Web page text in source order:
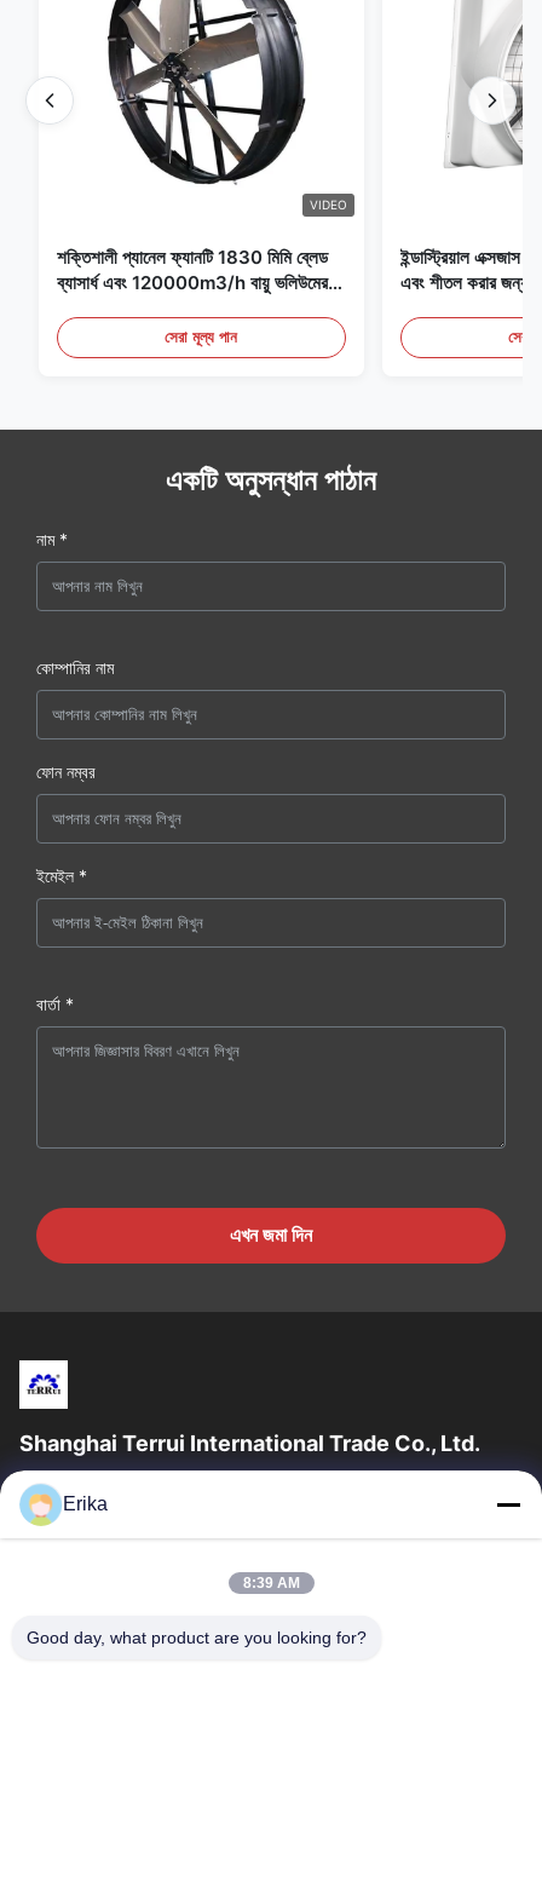
VIDEO
শক্তিশালী প্যানেল ফ্যানটি 1830 মিমি ব্লেড
ব্যাসার্ধ এবং 120000m3/h বায়ু ভলিউমের
হয়েছে
সেরা মূল্য পান
ইন্ডাস্ট্রিয়াল এক্সজাস
এবং শীতল করার জন্য
সেরা
একটি অনুসন্ধান পাঠান
নাম *
কোম্পানির নাম
ফোন নম্বর
ইমেইল *
বার্তা *
এখন জমা দিন
Shanghai Terrui International Trade Co., Ltd.
সাংহাই টেরুই ইন্টারন্যাশনাল ট্রেড কোং লিমিটেড ২০০২ সালে প্রতিষ্ঠিত হয়েছিল যা গবাদি
পশুর সরঞ্জাম বিকাশ, উত্পাদন এবং বিক্রয়ের ক্ষেত্রে বিশেষীকরণ...
গুরুত্বপূর্ণ সংযোগ
পণ্য
আমাদের সম্পর্কে
মান নিয়ন্ত্রণ
Erika
8:39 AM
Good day, what product are you looking for?